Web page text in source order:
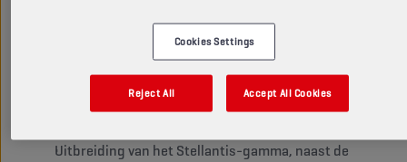
Champion lanceert OEM SPECIFIC 5W-30 MS-SFE
met de nieuwste specificaties van Stellantis.
Geschikt voor benzine-, diesel- en
hybrideaandrijvingen – uitstekende bescherming
Uitbreiding van het Stellantis-gamma, naast de
Cookies Settings
Reject All Accept All Cookies